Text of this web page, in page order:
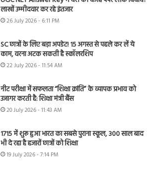
लाखों उम्मीदवार कर रहे इंतजार
26 July 2026 - 6:11 PM
SC छात्रों के लिए बड़ा अपडेट! 15 अगस्त से पहले कर लें ये
काम, वरना अटक सकती है स्कॉलरशिप
22 July 2026 - 11:54 AM
नीट परीक्षा में सफलता “शिक्षा क्रांति” के व्यापक प्रभाव को
उजागर करती है: शिक्षा मंत्री बैंस
20 July 2026 - 11:43 AM
1715 में शुरू हुआ भारत का सबसे पुराना स्कूल, 300 साल बाद
भी दे रहा है हजारों छात्रों को शिक्षा
19 July 2026 - 7:14 PM